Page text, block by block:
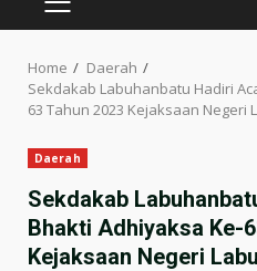
PRIMARY
MENU
Home
Daerah
Sekdakab Labuhanbatu Hadiri
63 Tahun 2023 Kejaksaan Negeri
Daerah
Sekdakab
Bhakti Adhiyaksa Ke-
Kejaksaan Negeri